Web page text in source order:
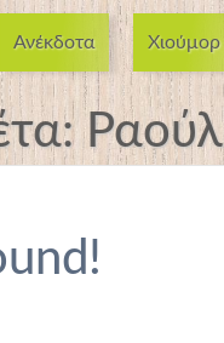
Ανέκδοτα Χιούμορ
Ραούλ